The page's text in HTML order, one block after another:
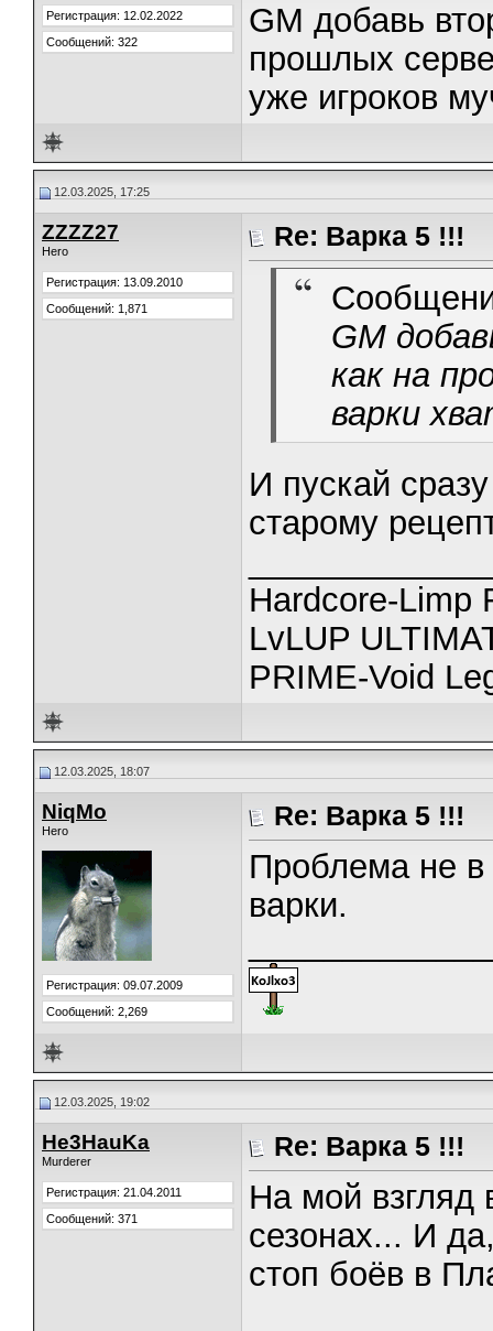
Регистрация: 12.02.2022
Сообщений: 322
GM добавь
прошлых
уже игроков
12.03.2025, 17:25
ZZZZ27
Hero
Регистрация: 13.09.2010
Сообщений: 1,871
Re: Варка 5 !!!
GM
как на
варки
И пускай
старому
Hardcore-Limp
LvLUP
PRIME-Void
12.03.2025, 18:07
NiqMo
Hero
Регистрация: 09.07.2009
Сообщений: 2,269
Re: Варка 5 !!!
Проблема не в
варки.
12.03.2025, 19:02
He3HauKa
Murderer
Регистрация: 21.04.2011
Сообщений: 371
Re: Варка 5 !!!
На мой взгляд
сезонах... И
стоп боёв в